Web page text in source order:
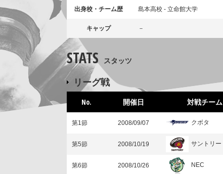
出身校・チーム歴 島本高校 - 立命館大学
キャップ －
STATS スタッツ
リーグ戦
No. 開催日 対戦チーム
第1節 2008/09/07 クボタ
第5節 2008/10/19 サントリー
第6節 2008/10/26 NEC